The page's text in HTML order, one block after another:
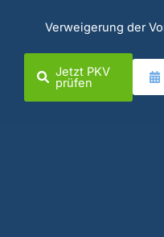
Verweigerung der
Jetzt PKV
prüfen